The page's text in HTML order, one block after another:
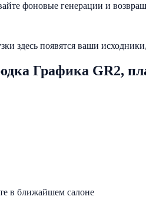
фоновые генерации и
здесь появятся ваши
Графика GR2,
в ближайшем салоне